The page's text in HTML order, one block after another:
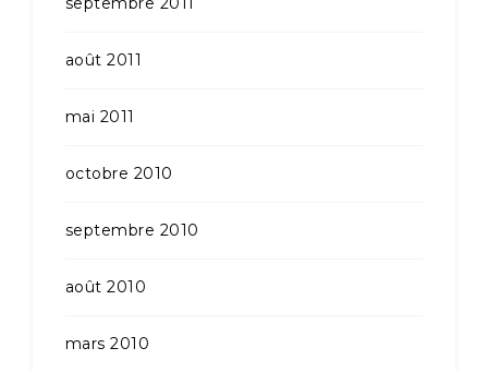
août 2011
mai 2011
octobre 2010
septembre 2010
août 2010
mars 2010